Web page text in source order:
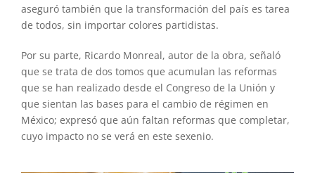
aseguró también que la transformación del país es tarea
de todos, sin importar colores partidistas.
Por su parte, Ricardo Monreal, autor de la obra, señaló
que se trata de dos tomos que acumulan las reformas
que se han realizado desde el Congreso de la Unión y
que sientan las bases para el cambio de régimen en
México; expresó que aún faltan reformas que completar,
cuyo impacto no se verá en este sexenio.